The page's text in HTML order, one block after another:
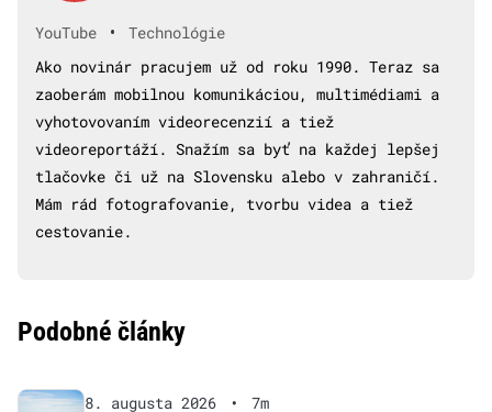
YouTube •
Technológie
Ako novinár pracujem už od roku 1990. Teraz sa
zaoberám mobilnou komunikáciou, multimédiami a
vyhotovovaním videorecenzií a tiež
videoreportáží. Snažím sa byť na každej lepšej
tlačovke či už na Slovensku alebo v zahraničí.
Mám rád fotografovanie, tvorbu videa a tiež
cestovanie.
Podobné články
8. augusta 2026 •
7m